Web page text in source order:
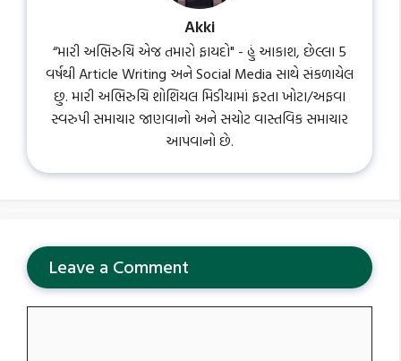
Akki
“મારી અભિરુચિ એજ તમારો ફાયદો" - હું આકાશ, છેલ્લા 5
વર્ષથી Article Writing અને Social Media સાથે સંકળાયેલ
છુ. મારી અભિરુચિ શોશિયલ મિડીયામાં ફરતા ખોટા/અફવા
સ્વરુપી સમાચાર જાણવાનો અને સચોટ વાસ્તવિક સમાચાર
આપવાનો છે.
Leave a Comment